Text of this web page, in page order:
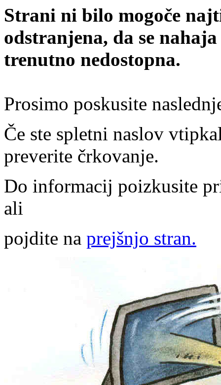
Strani ni bilo mogoče
odstranjena, da se
trenutno nedostopna.
Prosimo poskusite
Če ste spletni naslov
preverite črkovanje.
Do informacij poizkusite
ali
pojdite na prejšnjo stran.